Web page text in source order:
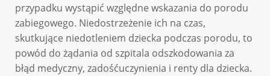
przypadku wystąpić względne wskazania do porodu
zabiegowego. Niedostrzeżenie ich na czas,
skutkujące niedotleniem dziecka podczas porodu, to
powód do żądania od szpitala odszkodowania za
błąd medyczny, zadośćuczynienia i renty dla dziecka.